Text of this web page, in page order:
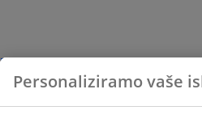
Personaliziramo vaše